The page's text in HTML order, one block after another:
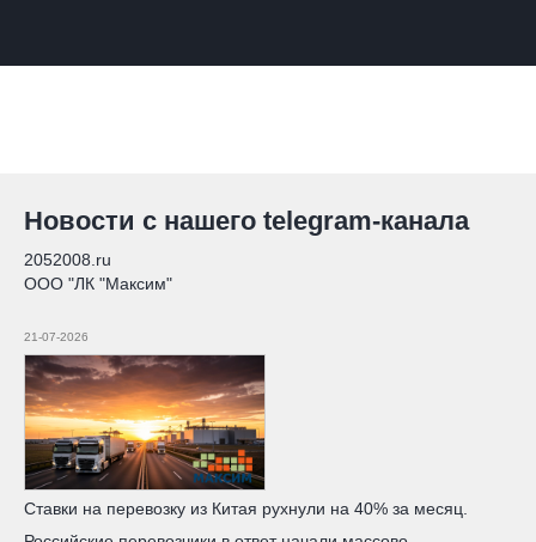
Новости с нашего telegram-канала
2052008.ru
ООО "ЛК "Максим"
21-07-2026
Ставки на перевозку из Китая рухнули на 40% за месяц.